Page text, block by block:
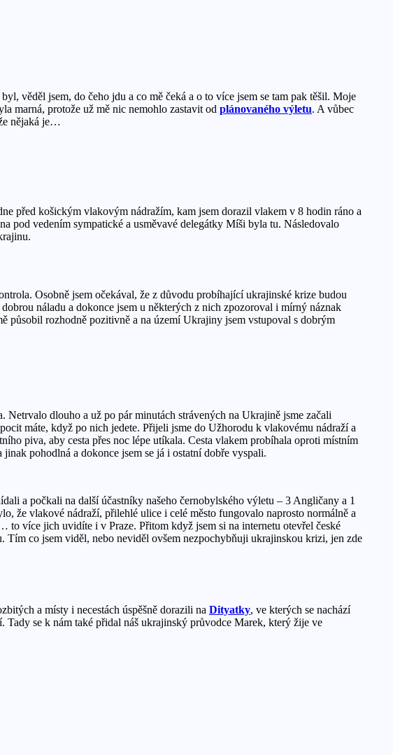
věděl jsem, do čeho jdu a co mě čeká a o to více jsem se tam pak těšil. Moje
marná, protože už mě nic nemohlo zastavit od plánovaného výletu. A vůbec
nějaká je…
před košickým vlakovým nádražím, kam jsem dorazil vlakem v 8 hodin ráno a
pod vedením sympatické a usměvavé delegátky Míši byla tu. Následovalo
Osobně jsem očekával, že z důvodu probíhající ukrajinské krize budou
náladu a dokonce jsem u některých z nich zpozoroval i mírný náznak
působil rozhodně pozitivně a na území Ukrajiny jsem vstupoval s dobrým
Netrvalo dlouho a už po pár minutách strávených na Ukrajině jsme začali
máte, když po nich jedete. Přijeli jsme do Užhorodu k vlakovému nádraží a
piva, aby cesta přes noc lépe utíkala. Cesta vlakem probíhala oproti místním
pohodlná a dokonce jsem se já i ostatní dobře vyspali.
a počkali na další účastníky našeho černobylského výletu – 3 Angličany a 1
že vlakové nádraží, přilehlé ulice i celé město fungovalo naprosto normálně a
více jich uvidíte i v Praze. Přitom když jsem si na internetu otevřel české
co jsem viděl, nebo neviděl ovšem nezpochybňuji ukrajinskou krizi, jen zde
a místy i necestách úspěšně dorazili na Dityatky, ve kterých se nachází
se k nám také přidal náš ukrajinský průvodce Marek, který žije ve